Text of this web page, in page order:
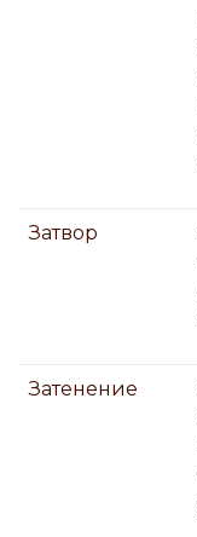
Затвор
Затенение